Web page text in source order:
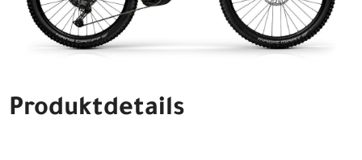
Produktdetails